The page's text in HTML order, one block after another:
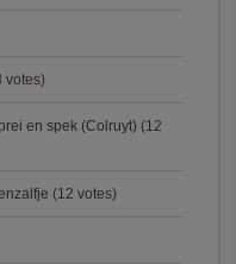
votes)
en spek (Colruyt) (12
(12 votes)